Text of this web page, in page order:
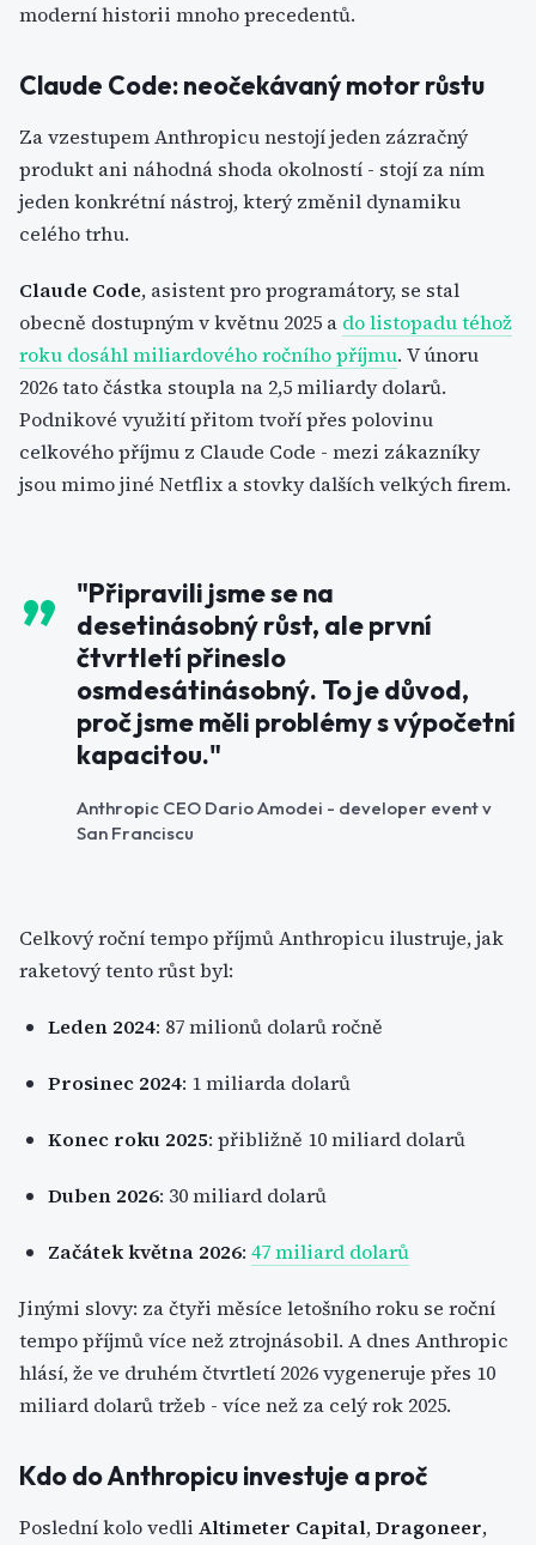
moderní historii mnoho precedentů.
Claude Code: neočekávaný motor růstu
Za vzestupem Anthropicu nestojí jeden zázračný
produkt ani náhodná shoda okolností - stojí za ním
jeden konkrétní nástroj, který změnil dynamiku
celého trhu.
Claude Code, asistent pro programátory, se stal
obecně dostupným v květnu 2025 a do listopadu téhož
roku dosáhl miliardového ročního příjmu. V únoru
2026 tato částka stoupla na 2,5 miliardy dolarů.
Podnikové využití přitom tvoří přes polovinu
celkového příjmu z Claude Code - mezi zákazníky
jsou mimo jiné Netflix a stovky dalších velkých firem.
"Připravili jsme se na
desetinásobný růst, ale první
čtvrtletí přineslo
osmdesátinásobný. To je důvod,
proč jsme měli problémy s výpočetní
kapacitou."
Anthropic CEO Dario Amodei - developer event v
San Franciscu
Celkový roční tempo příjmů Anthropicu ilustruje, jak
raketový tento růst byl:
Leden 2024: 87 milionů dolarů ročně
Prosinec 2024: 1 miliarda dolarů
Konec roku 2025: přibližně 10 miliard dolarů
Duben 2026: 30 miliard dolarů
Začátek května 2026: 47 miliard dolarů
Jinými slovy: za čtyři měsíce letošního roku se roční
tempo příjmů více než ztrojnásobil. A dnes Anthropic
hlásí, že ve druhém čtvrtletí 2026 vygeneruje přes 10
miliard dolarů tržeb - více než za celý rok 2025.
Kdo do Anthropicu investuje a proč
Poslední kolo vedli Altimeter Capital,Dragoneer,